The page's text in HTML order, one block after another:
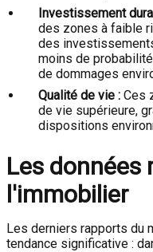
Investissement
des zones à faible
des
moins de
de dommages
Qualité de vie : Ces
de vie supérieure,
dispositions
Les données
l'immobilier
Les derniers rapports du
tendance significative :